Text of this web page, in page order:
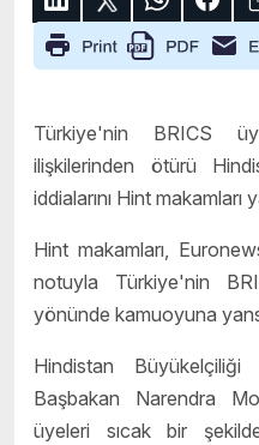
Türkiye'nin BRICS
ilişkilerinden ötürü
iddialarını Hint makamları
Hint makamları,
notuyla Türkiye'nin
yönünde kamuoyuna
Hindistan
Başbakan Narendra
üyeleri sıcak bir